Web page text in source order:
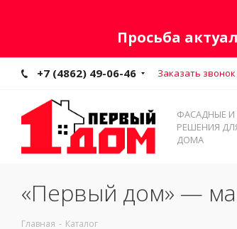
Просьба
+7 (4862) 49-06-46 Заказать звонок
ФАСАДНЫЕ И
РЕШЕНИЯ
ДОМА
«Первый дом» —
Главная - Каталог